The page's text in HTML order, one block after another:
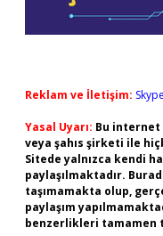
Reklam ve İletişim:
Yasal Uyarı: Bu
veya şahıs şirketi ile
Sitede yalnızca kendi
paylaşılmaktadır.
taşımamakta olup,
paylaşım
benzerlikleri tamamen